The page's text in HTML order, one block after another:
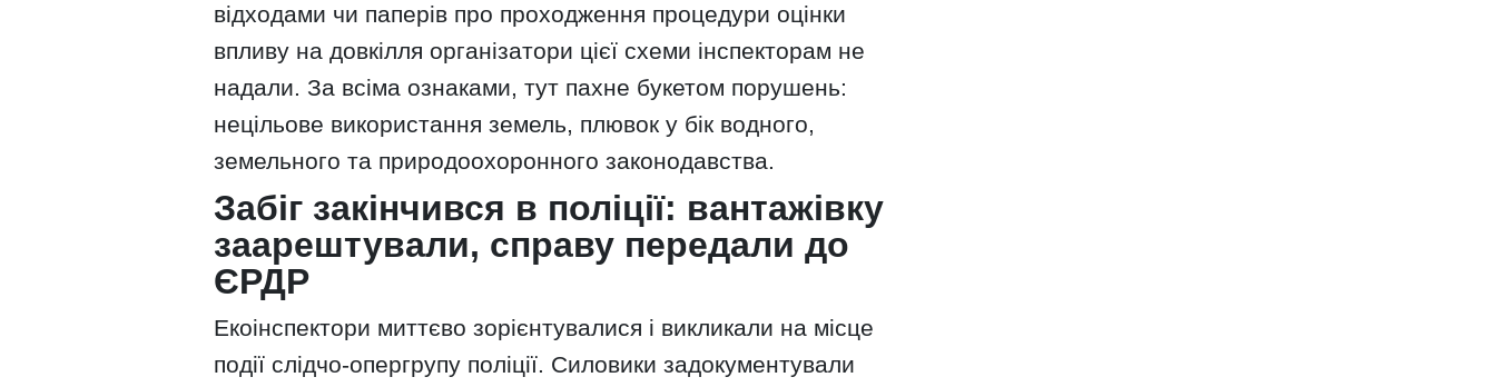
відходами чи паперів про проходження процедури оцінки
впливу на довкілля організатори цієї схеми інспекторам не
надали. За всіма ознаками, тут пахне букетом порушень:
нецільове використання земель, плювок у бік водного,
земельного та природоохоронного законодавства.
Забіг закінчився в поліції: вантажівку
заарештували, справу передали до
ЄРДР
Екоінспектори миттєво зорієнтувалися і викликали на місце
події слідчо-опергрупу поліції. Силовики задокументували